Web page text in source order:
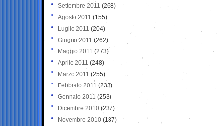
Settembre 2011 (268)
Agosto 2011 (155)
Luglio 2011 (204)
Giugno 2011 (262)
Maggio 2011 (273)
Aprile 2011 (248)
Marzo 2011 (255)
Febbraio 2011 (233)
Gennaio 2011 (253)
Dicembre 2010 (237)
Novembre 2010 (187)